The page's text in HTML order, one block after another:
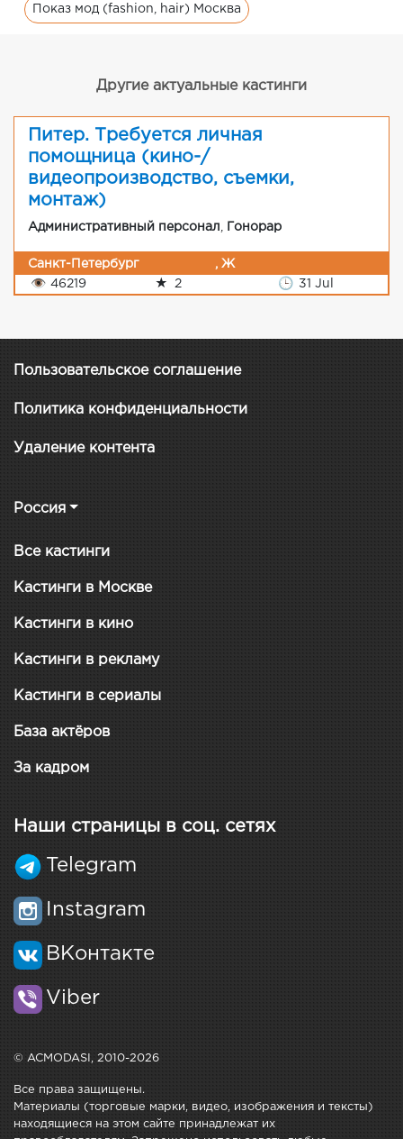
Показ мод (fashion, hair) Москва
Другие актуальные кастинги
Питер. Требуется личная
помощница (кино-/
видеопроизводство, съемки,
монтаж)
Административный персонал Гонорар
Санкт-Петербург
, Ж
👁 46219 ★ 2 🕒 31 Jul
Пользовательское соглашение
Политика конфиденциальности
Удаление контента
Россия
Все кастинги
Кастинги в Москве
Кастинги в кино
Кастинги в рекламу
Кастинги в сериалы
База актёров
За кадром
Наши страницы в соц. сетях
Telegram
Instagram
ВКонтакте
Viber
© ACMODASI, 2010-2026
Все права защищены.
Материалы (торговые марки, видео, изображения и тексты)
находящиеся на этом сайте принадлежат их